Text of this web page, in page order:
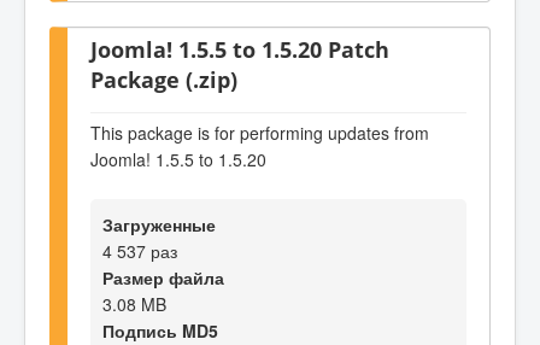
Joomla! 1.5.5 to 1.5.20 Patch
Package (.zip)
This package is for performing updates from
Joomla! 1.5.5 to 1.5.20
Загруженные
4 537 раз
Размер файла
3.08 MB
Подпись MD5